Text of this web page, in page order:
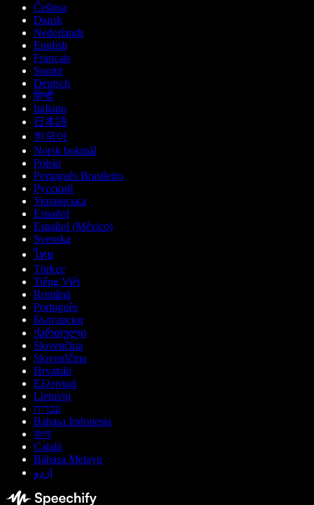
Čeština
Dansk
Nederlands
English
Français
Suomi
Deutsch
हिन्दी
Italiano
日本語
한국어
Norsk bokmål
Polski
Português Brasileiro
Русский
Українська
Español
Español (México)
Svenska
ไทย
Türkçe
Tiếng Việt
Română
Português
Български
ქართული
Slovenčina
Slovenščina
Hrvatski
Ελληνικά
Lietuvių
עברית
Bahasa Indonesia
বাংলা
Català
Bahasa Melayu
اردو